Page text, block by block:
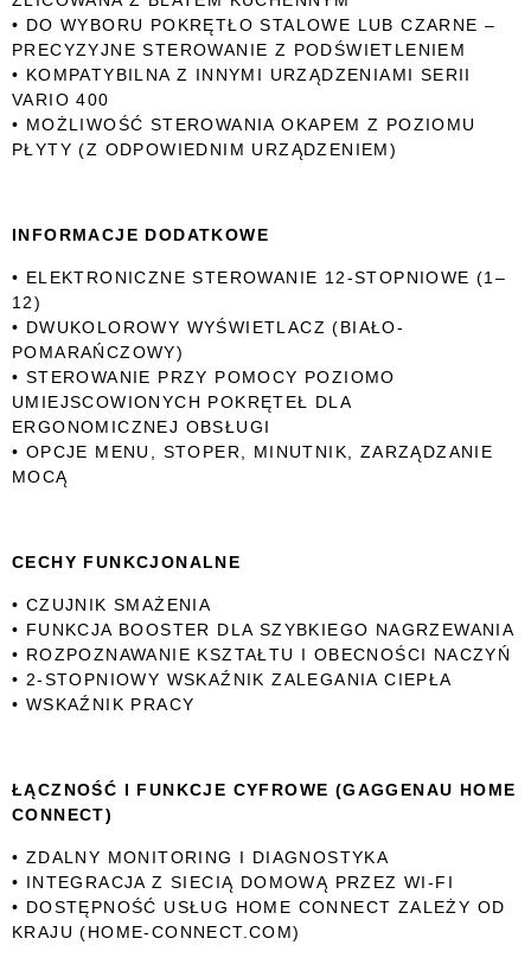
• DO WYBORU POKRĘTŁO STALOWE LUB CZARNE –
PRECYZYJNE STEROWANIE Z PODŚWIETLENIEM
• KOMPATYBILNA Z INNYMI URZĄDZENIAMI SERII
VARIO 400
• MOŻLIWOŚĆ STEROWANIA OKAPEM Z POZIOMU
PŁYTY (Z ODPOWIEDNIM URZĄDZENIEM)
INFORMACJE DODATKOWE
• ELEKTRONICZNE STEROWANIE 12-STOPNIOWE (1–
12)
• DWUKOLOROWY WYŚWIETLACZ (BIAŁO-
POMARAŃCZOWY)
• STEROWANIE PRZY POMOCY POZIOMO
UMIEJSCOWIONYCH POKRĘTEŁ DLA
ERGONOMICZNEJ OBSŁUGI
• OPCJE MENU, STOPER, MINUTNIK, ZARZĄDZANIE
MOCĄ
CECHY FUNKCJONALNE
• CZUJNIK SMAŻENIA
• FUNKCJA BOOSTER DLA SZYBKIEGO NAGRZEWANIA
• ROZPOZNAWANIE KSZTAŁTU I OBECNOŚCI NACZYŃ
• 2-STOPNIOWY WSKAŹNIK ZALEGANIA CIEPŁA
• WSKAŹNIK PRACY
ŁĄCZNOŚĆ I FUNKCJE CYFROWE (GAGGENAU HOME
CONNECT)
• ZDALNY MONITORING I DIAGNOSTYKA
• INTEGRACJA Z SIECIĄ DOMOWĄ PRZEZ WI-FI
• DOSTĘPNOŚĆ USŁUG HOME CONNECT ZALEŻY OD
KRAJU (HOME-CONNECT.COM)